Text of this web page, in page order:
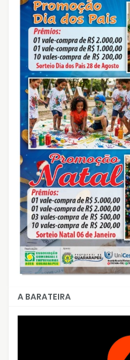
A BARATEIRA